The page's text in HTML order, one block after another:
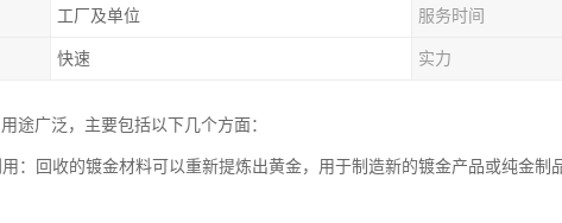
工厂及单位 服务时间
快速 实力
途广泛，主要包括以下几个方面：
：回收的镀金材料可以重新提炼出黄金，用于制造新的镀金产品或纯金制